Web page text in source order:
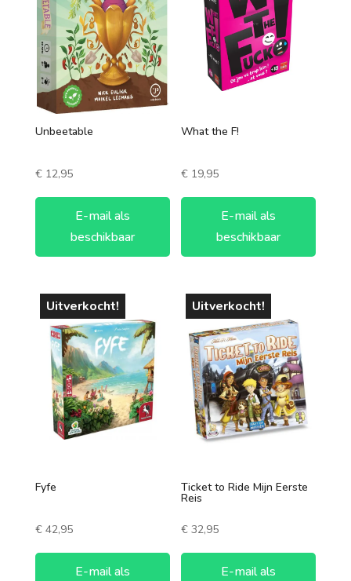
Unbeetable
€12,95
E-mail als
beschikbaar
What the F!
€ 19,95
E-mail als
beschikbaar
Uitverkocht!
Fyfe
€42,95
E-mail als
Uitverkocht!
Ticket to Ride Mijn Eerste
Reis
€ 32,95
E-mail als